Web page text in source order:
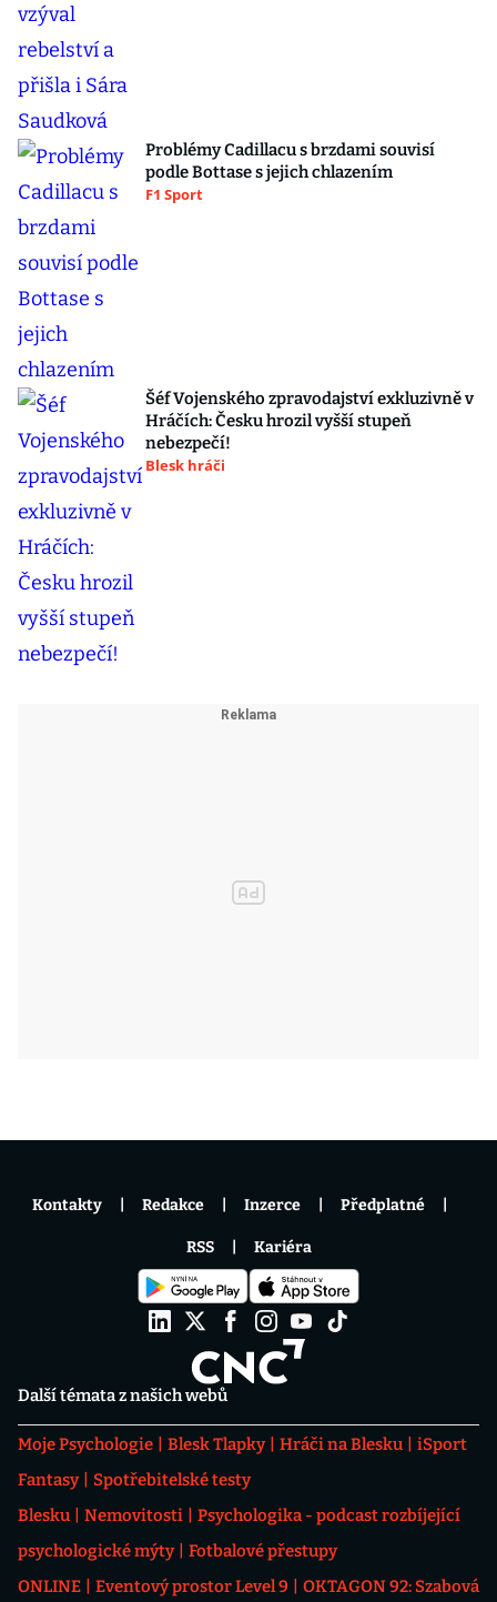
Problémy Cadillacu s brzdami souvisí
podle Bottase s jejich chlazením
F1 Sport
Šéf Vojenského zpravodajství exkluzivně v
Hráčích: Česku hrozil vyšší stupeň
nebezpečí!
Blesk hráči
Další témata z našich webů
Moje Psychologie Blesk Tlapky Hráči na Blesku
iSport
Fantasy
Spotřebitelské testy
Blesku
Nemovitosti
Psychologika - podcast rozbíjející
psychologické mýty
Fotbalové přestupy
ONLINE
Eventový prostor Level 9
OKTAGON 92: Szabová
Kontakty Redakce Inzerce Předplatné
RSS Kariéra